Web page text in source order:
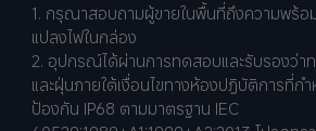
1. กรุณาสอบถามผู้ขายในพื้นที่ถึงความพร้อ
แปลงไฟในกล่อง
2. อุปกรณ์ได้ผ่านการทดสอบและรับรองว่า
และฝุ่นภายใต้เงื่อนไขทางห้องปฏิบัติการที่ก
ป้องกัน IP68 ตามมาตรฐาน IEC